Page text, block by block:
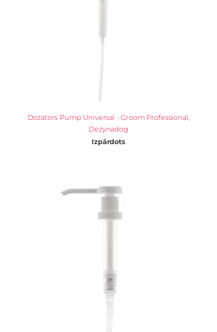
Dozators Pump Universal - Groom Professional,
Dezynadog
Izpārdots